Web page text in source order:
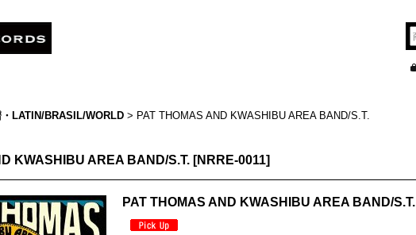
LATIN/BRASIL/WORLD > PAT THOMAS AND KWASHIBU AREA BAND/S.T.
KWASHIBU AREA BAND/S.T. [NRRE-0011]
PAT THOMAS AND KWASHIBU AREA BAND/S.T.